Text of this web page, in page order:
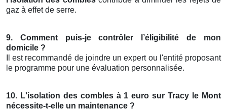
gaz à effet de serre.
9. Comment puis-je contrôler l’éligibilité de mon
domicile ?
Il est recommandé de joindre un expert ou l'entité proposant
le programme pour une évaluation personnalisée.
10. L'isolation des combles à 1 euro sur Tracy le Mont
nécessite-t-elle un maintenance ?